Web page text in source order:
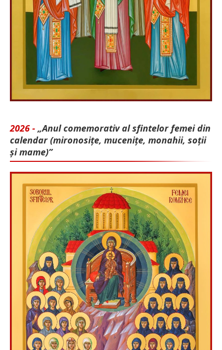
2026 - „Anul comemorativ al sfintelor femei din
calendar (mironosițe, mu­cenițe, monahii, soții
și mame)”